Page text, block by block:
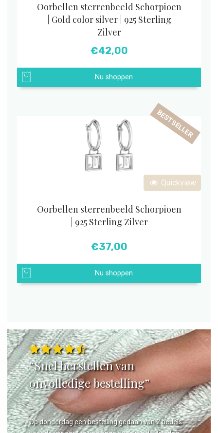
Oorbellen sterrenbeeld Schorpioen
| Gold color silver | 925 Sterling
Zilver
€42,00
Nu shoppen
Quickview
BESTSELLER
Oorbellen sterrenbeeld Schorpioen
| 925 Sterling Zilver
€37,00
Nu shoppen
“Snel herstellen van
onvolledige bestelling”
Op donderdag een bestelling gedaan van 2 bedels